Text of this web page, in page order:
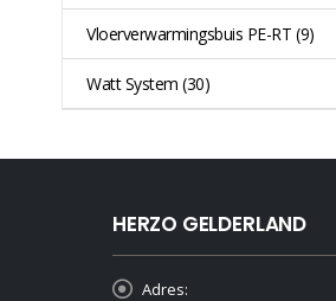
Vloerverwarmingsbuis PE-RT (9)
Watt System (30)
HERZO GELDERLAND
Adres: